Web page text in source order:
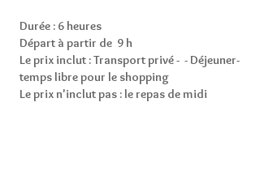
Durée : 6 heures
Départ à partir de 9 h
Le prix inclut : Transport privé - - Déjeuner-
temps libre pour le shopping
Le prix n'inclut pas : le repas de midi